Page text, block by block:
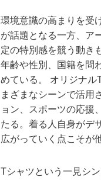
環境意識の高まりを受
が話題となる一方、ア
定の特別感を競う動き
年齢や性別、国籍を問
めている。 オリジナ
まざまなシーンで活用
ョン、スポーツの応援
たる。着る人自身がデ
広がっていく点こそが
Tシャツという一見シ